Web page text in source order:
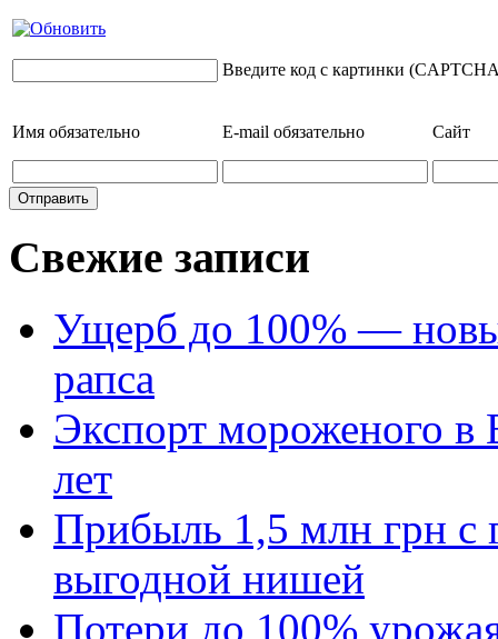
Введите код с картинки
Имя обязательно E-mail обязательно Сайт
Свежие записи
Ущерб до 100% —
рапса
Экспорт мороженого в
лет
Прибыль 1,5 млн грн с
выгодной нишей
Потери до 100%